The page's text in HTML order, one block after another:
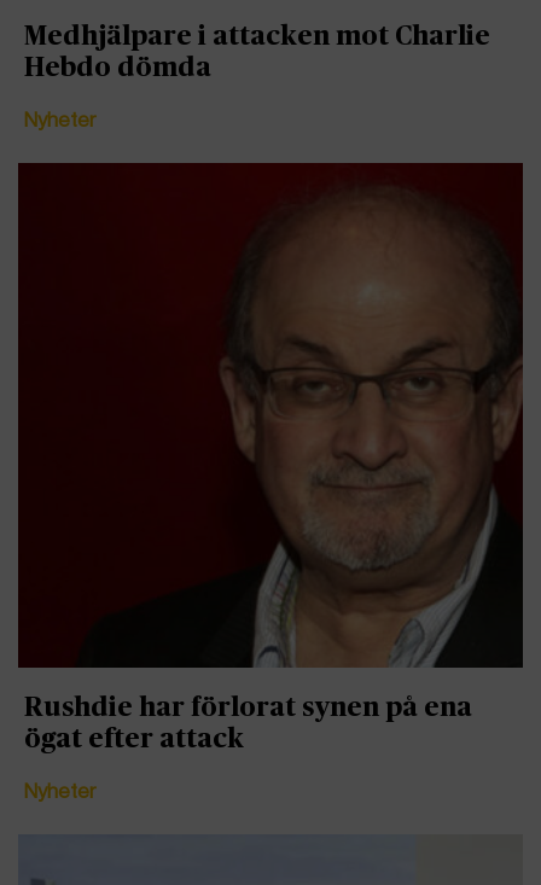
Medhjälpare i attacken mot Charlie
Hebdo dömda
Nyheter
Rushdie har förlorat synen på ena
ögat efter attack
Nyheter